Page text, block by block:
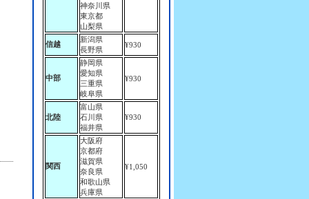
神奈川県
東京都
山梨県
信越
新潟県
長野県
¥930
中部
静岡県
愛知県
三重県
岐阜県
¥930
北陸
富山県
石川県
福井県
¥930
関西
大阪府
京都府
滋賀県
奈良県
和歌山県
兵庫県
¥1,050